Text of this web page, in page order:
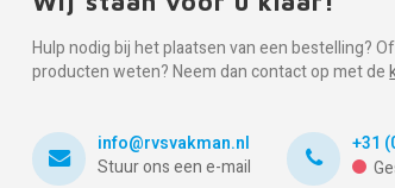
Hulp nodig bij het plaatsen van een bestelling?
producten weten? Neem dan contact op met de
info@rvsvakman.nl
Stuur ons een e-mail
+31